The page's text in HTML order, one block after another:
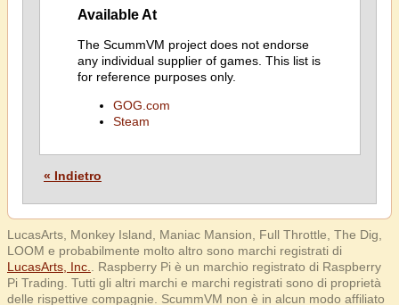
Available At
The ScummVM project does not endorse
any individual supplier of games. This list is
for reference purposes only.
GOG.com
Steam
« Indietro
LucasArts, Monkey Island, Maniac Mansion, Full Throttle, The Dig,
LOOM e probabilmente molto altro sono marchi registrati di
LucasArts, Inc.
. Raspberry Pi è un marchio registrato di Raspberry
Pi Trading. Tutti gli altri marchi e marchi registrati sono di proprietà
delle rispettive compagnie. ScummVM non è in alcun modo affiliato